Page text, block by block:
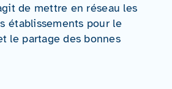
de mettre en réseau les
établissements pour le
le partage des bonnes